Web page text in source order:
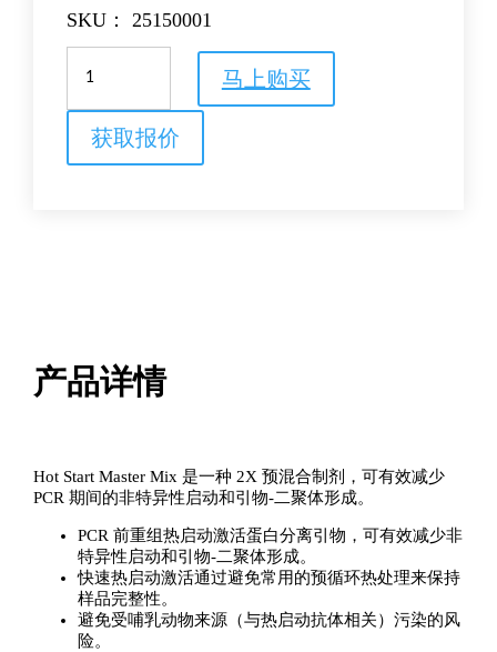
SKU： 25150001
Hot
Master
Mix
数
马上购买
获取报价
产品详情
Hot Start Master Mix 是一种 2X 预混合制剂，可有效减少
PCR 期间的非特异性启动和引物-二聚体形成。
PCR 前重组热启动激活蛋白分离引物，可有效减少非
特异性启动和引物-二聚体形成。
快速热启动激活通过避免常用的预循环热处理来保持
样品完整性。
避免受哺乳动物来源（与热启动抗体相关）污染的风
险。